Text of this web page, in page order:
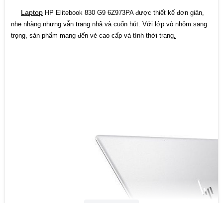
Bluetooth v5.2
Webcam 5 MP camera
30.01 x 21.48 x 1.92 cm
Laptop HP Elitebook 830 G9 6Z973PA được thiết kế đơn giản,
nhẹ nhàng nhưng vẫn trang nhã và cuốn hút. Với lớp vỏ nhôm sang
trọng, sản phẩm mang đến vẻ cao cấp và tính thời trang